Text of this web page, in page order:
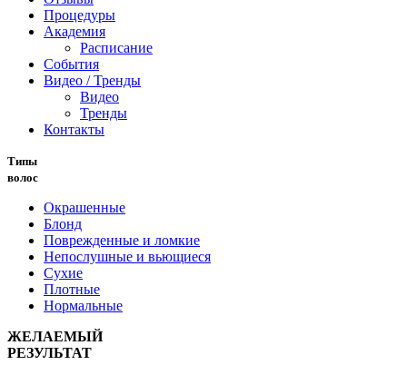
Процедуры
Академия
Расписание
События
Видео / Тренды
Видео
Тренды
Контакты
Типы
волос
Окрашенные
Блонд
Поврежденные и ломкие
Непослушные и вьющиеся
Сухие
Плотные
Нормальные
ЖЕЛАЕМЫЙ
РЕЗУЛЬТАТ